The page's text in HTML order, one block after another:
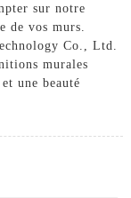
sur notre
vos murs.
Co., Ltd.
murales
une beauté